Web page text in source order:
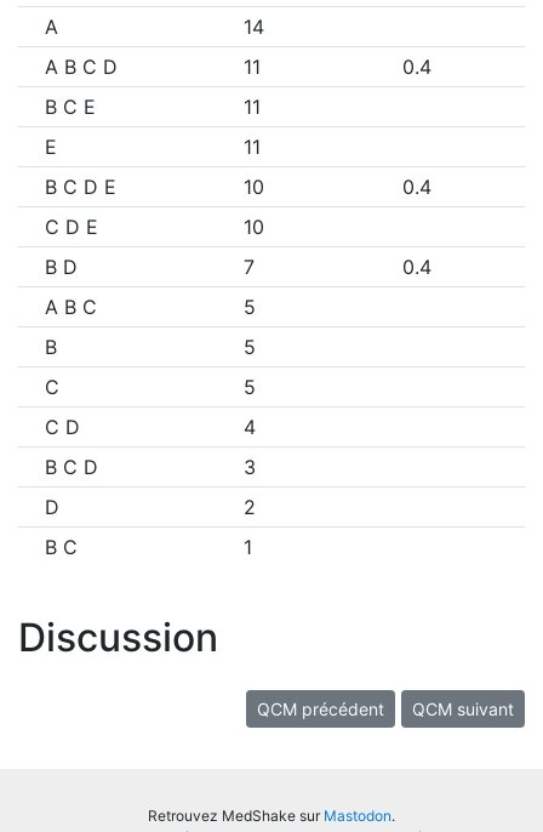
A
14
A B C D
11
0.4
B C E
11
E
11
B C D E
10
0.4
C D E
10
B D
7
0.4
A B C
5
B
5
C
5
C D
4
B C D
3
D
2
B C
1
Discussion
QCM précédent QCM suivant
Retrouvez MedShake sur Mastodon.